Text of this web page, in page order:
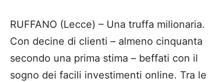
RUFFANO (Lecce) – Una truffa milionaria.
Con decine di clienti – almeno cinquanta
secondo una prima stima – beffati con il
sogno dei facili investimenti online. Tra le